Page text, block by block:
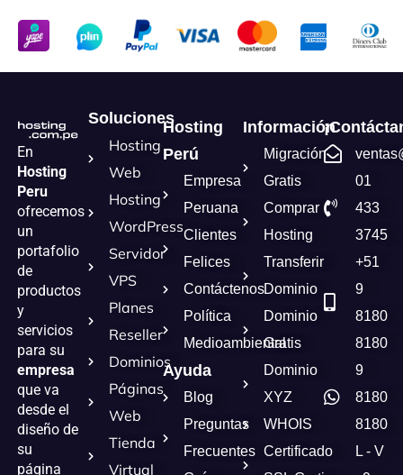
En
Hosting
Peru
ofrecemos
un
portafolio
de
productos
y
servicios
para su
empresa
que va
desde el
diseño de
su
página
Soluciones
Hosting
Web
Hosting
WordPress
Servidor
VPS
Planes
Reseller
Dominios
Páginas
Web
Tienda
Virtual
Hosting
Perú
Empresa
Peruana
Clientes
Felices
Contáctenos
Política
Medioambiental
Ayuda
Blog
Preguntas
Frecuentes
Información
Migración
Gratis
Comprar
Hosting
Transferir
Dominio
Dominio
Gratis
Dominio
XYZ
WHOIS
Certificado
01
433
3745
+51
9
8180
8180
9
8180
8180
L - V